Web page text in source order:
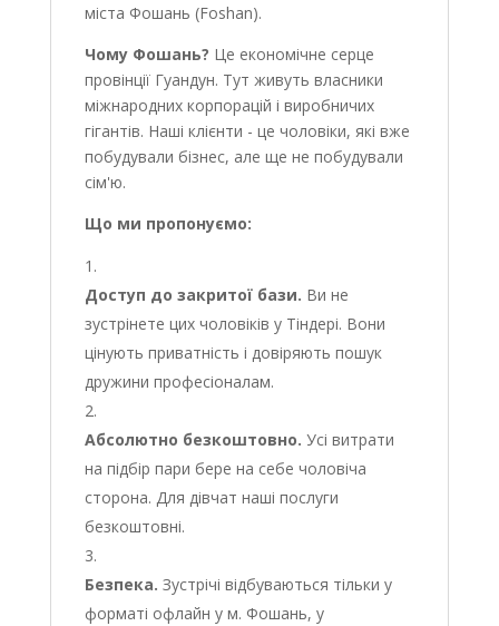
міста Фошань (Foshan).
Чому Фошань? Це економічне серце
провінції Гуандун. Тут живуть власники
міжнародних корпорацій і виробничих
гігантів. Наші клієнти - це чоловіки, які вже
побудували бізнес, але ще не побудували
сім'ю.
Що ми пропонуємо:
Доступ до закритої бази. Ви не
зустрінете цих чоловіків у Тіндері. Вони
цінують приватність і довіряють пошук
дружини професіоналам.
Абсолютно безкоштовно. Усі витрати
на підбір пари бере на себе чоловіча
сторона. Для дівчат наші послуги
безкоштовні.
Безпека. Зустрічі відбуваються тільки у
форматі офлайн у м. Фошань, у